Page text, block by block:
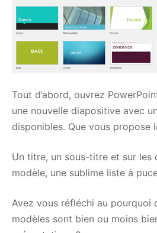
Tout d’abord, ouvrez
une nouvelle diapositive avec
disponibles. Que vous propose
Un titre, un sous-titre et sur les
modèle, une sublime liste à
Avez vous réfléchi au pourquoi
modèles sont bien ou moins